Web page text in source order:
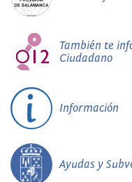
También te
Ciudadano
Información
Ayudas y